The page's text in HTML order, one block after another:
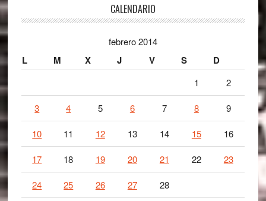
CALENDARIO
febrero 2014
L M X J V S D
1 2
3 4 5 6 7 8 9
10 11 12 13 14 15 16
17 18 19 20 21 22 23
24 25 26 27 28